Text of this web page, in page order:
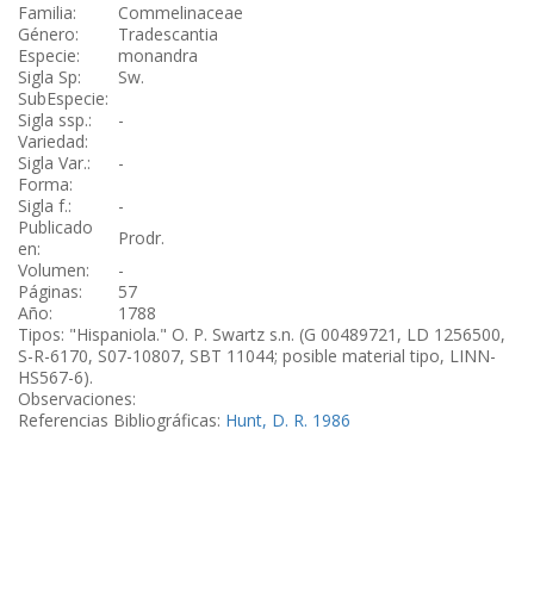
Familia:
Commelinaceae
Género:
Tradescantia
Especie:
monandra
Sigla Sp:
Sw.
SubEspecie:
Sigla ssp.:
-
Variedad:
Sigla Var.:
-
Forma:
Sigla f.:
-
Publicado
en:
Prodr.
Volumen:
-
Páginas:
57
Año:
1788
Tipos: "Hispaniola." O. P. Swartz s.n. (G 00489721, LD 1256500,
S-R-6170, S07-10807, SBT 11044; posible material tipo, LINN-
HS567-6).
Observaciones:
Referencias Bibliográficas: Hunt, D. R. 1986